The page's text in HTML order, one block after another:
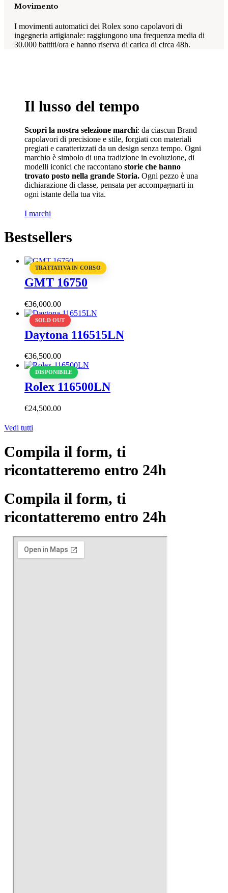
Movimento
I movimenti automatici dei Rolex sono capolavori di
ingegneria artigianale: raggiungono una frequenza media di
30.000 battiti/ora e hanno riserva di carica di circa 48h.
Il lusso del tempo
Scopri la nostra selezione marchi: da ciascun Brand
capolavori di precisione e stile, forgiati con materiali
pregiati e caratterizzati da un design senza tempo. Ogni
marchio è simbolo di una tradizione in evoluzione, di
modelli iconici che raccontano storie che hanno
trovato posto nella grande Storia. Ogni pezzo è una
dichiarazione di classe, pensata per accompagnarti in
ogni istante della tua vita.
I marchi
Bestsellers
TRATTATIVA IN CORSO
GMT 16750
€36,000.00
SOLD OUT
Daytona 116515LN
€36,500.00
DISPONIBILE
Rolex 116500LN
€24,500.00
Vedi tutti
Compila il form, ti
ricontatteremo entro 24h
Compila il form, ti
ricontatteremo entro 24h